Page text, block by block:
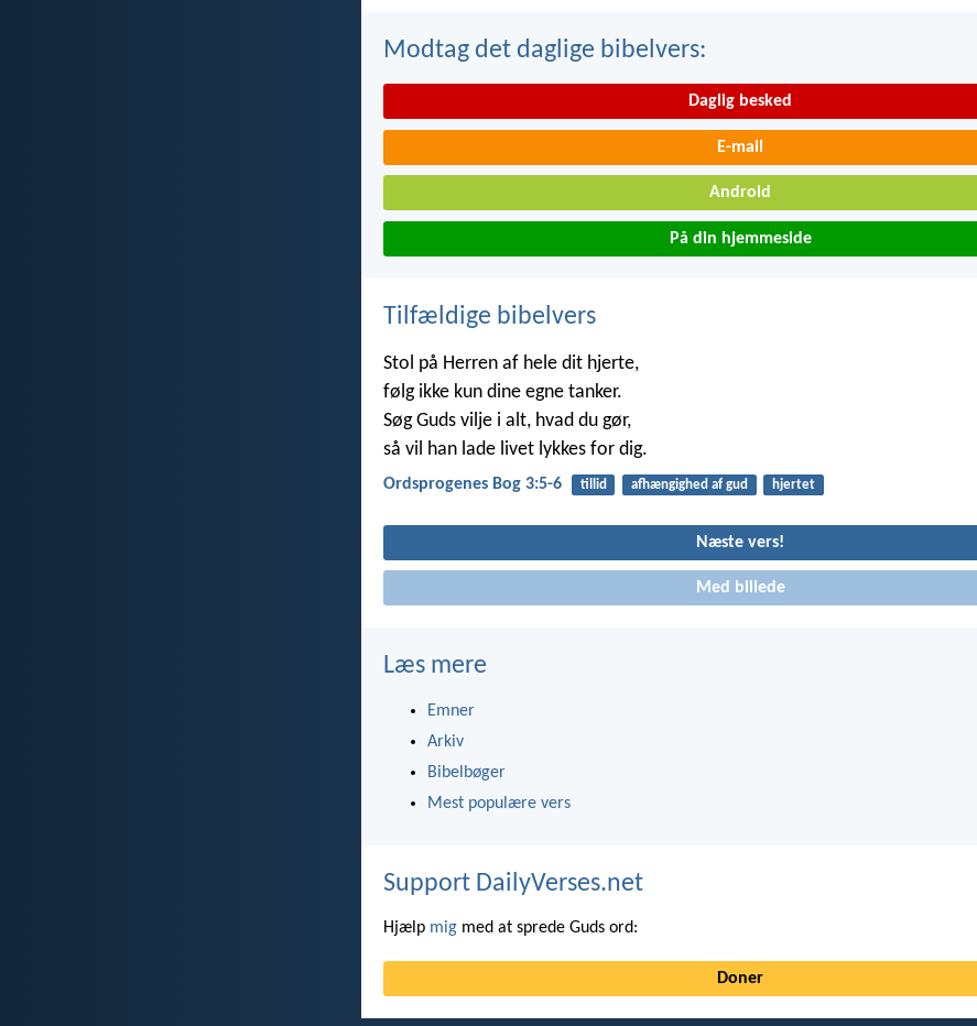
Modtag det daglige bibelvers:
Daglig besked
E-mail
Android
På din hjemmeside
Tilfældige bibelvers
Stol på Herren af hele dit hjerte,
følg ikke kun dine egne tanker.
Søg Guds vilje i alt, hvad du gør,
så vil han lade livet lykkes for dig.
Ordsprogenes Bog 3:5-6 tillid afhængighed af gud hjertet
Næste vers!
Med billede
Læs mere
Emner
Arkiv
Bibelbøger
Mest populære vers
Support DailyVerses.net
Hjælp mig med at sprede Guds ord:
Doner